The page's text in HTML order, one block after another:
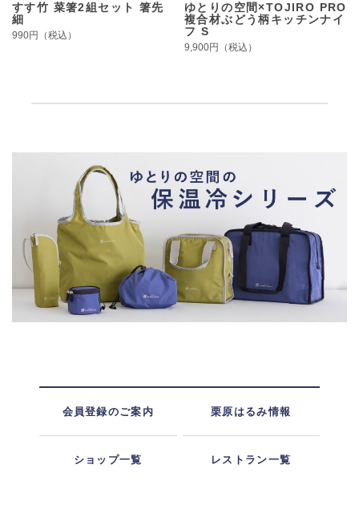
すす竹 菜箸2組セット 箸先
細
990円（税込）
ゆとりの空間×TOJIRO PRO
複合材ぶどう柄キッチンナイ
フ S
9,900円（税込）
会員登録のご案内 栗原はるみ情報
ショップ一覧 レストラン一覧